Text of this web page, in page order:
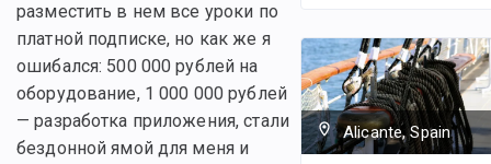
разместить в нем все уроки по
платной подписке, но как же я
ошибался: 500 000 рублей на
оборудование, 1 000 000 рублей
— разработка приложения, стали
бездонной ямой для меня и
Alicante, Spain